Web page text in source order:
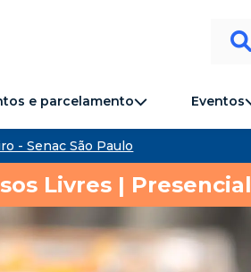
e parcelamento Eventos
- Senac São Paulo
Livres | Presencial